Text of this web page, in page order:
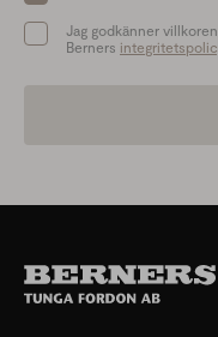
Jag godkänner
Berners